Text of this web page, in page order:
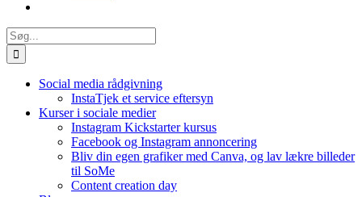
Søg
efter:
Social media rådgivning
InstaTjek et service eftersyn
Kurser i sociale medier
Instagram Kickstarter kursus
Facebook og Instagram annoncering
Bliv din egen grafiker med Canva, og lav lækre billeder
til SoMe
Content creation day